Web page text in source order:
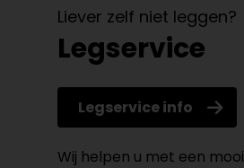
Liever zelf niet leggen?
Legservice
Legservice info
Wij helpen u met een